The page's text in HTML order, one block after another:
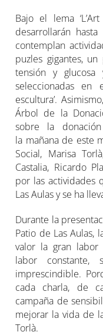
Bajo el lema
desarrollarán
contemplan
puzles gigantes,
tensión y
seleccionadas en
escultura’.
Árbol de la
sobre la
la mañana de este
Social, Marisa
Castalia, Ricardo
por las actividades
Las Aulas y se ha
Durante la
Patio de Las Aulas,
valor la gran labor
labor constante,
imprescindible.
cada charla, de
campaña de
mejorar la vida de
Torlà.